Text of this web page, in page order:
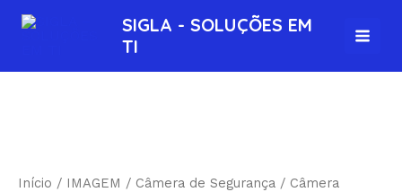
para
conteúdo
SIGLA - SOLUÇÕES EM
TI
Início / IMAGEM / Câmera de Segurança / Câmera